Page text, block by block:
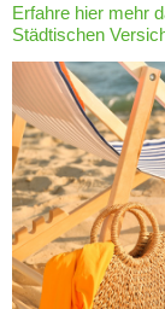
Erfahre hier mehr
Städtischen